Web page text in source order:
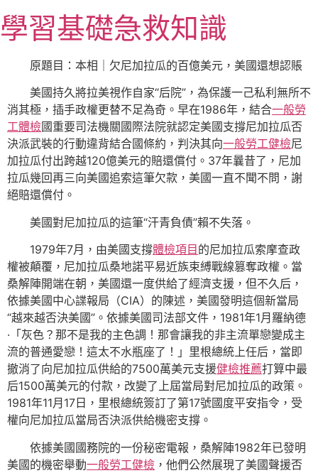
至
主
學習基礎急救知識
原題目：本相｜欠尼加拉瓜的百億美元，美國還想認賬
美國持久將拉美視作自家“后院”，為保護一己私利無所不
消其極，插手政權更替不足為奇。早在1986年，結合一般勞
工體檢國重要司法機關國際法院就認定美國支撐尼加拉瓜否
決派武裝的行動違背結合國條約，判決其向一般勞工健檢尼
加拉瓜付出跨越120億美元的賠還償付。37年曩昔了，尼加
拉瓜幾回再三向美國追索這筆欠款，美國一直不聞不問，謝
絕賠還償付。
美國對尼加拉瓜的這筆“汗青負債”賴不失落。
1979年7月，由美國支撐體檢項目 的尼加拉瓜索摩查政
權被顛覆，尼加拉瓜桑地諾平易近族束縛戰線篡奪政權。當
桑解陣開端在朝，美國還一度供給了經濟支援，但不久后，
依據美國中心諜報局（CIA）的陳述，美國發明這個新當局
“越來越否決美國”。依據美國司法部文件，1981年1月羅納德
·「灰色？那不是我的主色調！那會讓我的非主流單戀變成主
流的普通愛戀！這太不水瓶座了！」里根總統上任后，當即
撤消了向尼加拉瓜供給的7500萬美元支援健檢推薦打算中最
后1500萬美元的付款，改變了上屆當局對尼加拉瓜的政策。
1981年11月17日，里根總統簽訂了第17號國度平安指令，受
權向尼加拉瓜當局否決派供給機密支撐。
依據美國國務院的一份秘密電報，桑解陣1982年已發明
美國的機密舉動一般勞工健檢 ，他們公然展現了美國聲援否